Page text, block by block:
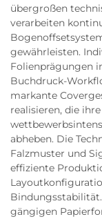
übergroßen
verarbeiten
gewährleisten.
Folienprägungen
Buchdruck-
markante
realisieren, die
abheben. Die
Falzmuster und
effiziente
gängigen